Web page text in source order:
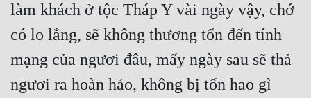
làm khách ở tộc Tháp Y vài ngày vậy, chớ
có lo lắng, sẽ không thương tổn đến tính
mạng của ngươi đâu, mấy ngày sau sẽ thả
ngươi ra hoàn hảo, không bị tổn hao gì